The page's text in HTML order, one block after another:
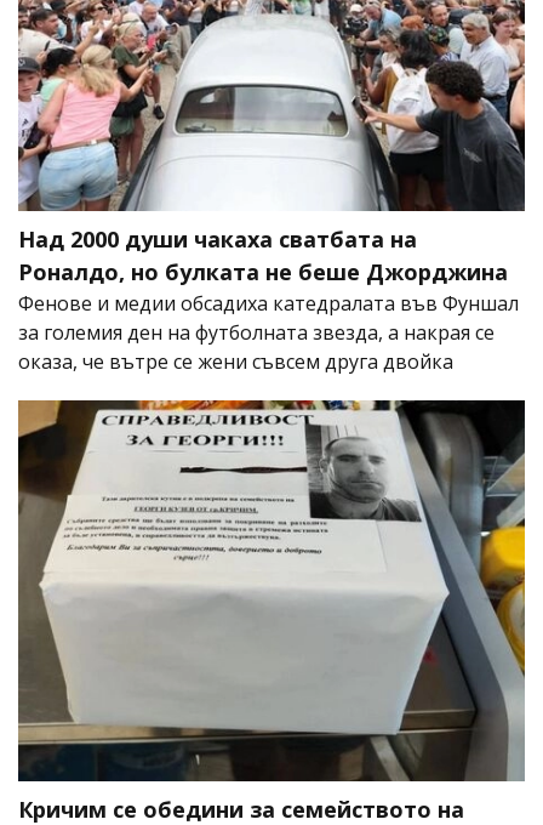
Над 2000 души чакаха сватбата на
Роналдо, но булката не беше Джорджина
Фенове и медии обсадиха катедралата във Фуншал
за големия ден на футболната звезда, а накрая се
оказа, че вътре се жени съвсем друга двойка
Кричим се обедини за семейството на